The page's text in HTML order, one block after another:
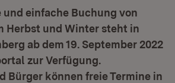
und einfache Buchung von
Herbst und Winter steht in
ab dem 19. September 2022
zur Verfügung.
Bürger können freie Termine in